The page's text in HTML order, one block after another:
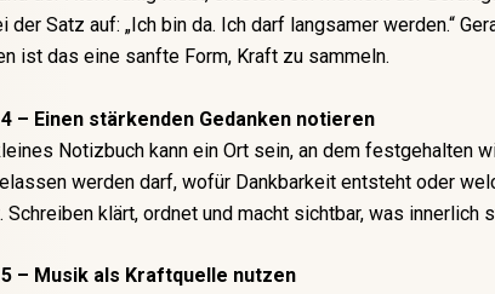
der Satz auf: „Ich bin da. Ich darf langsamer werden.“
ist das eine sanfte Form, Kraft zu sammeln.
– Einen stärkenden Gedanken notieren
Notizbuch kann ein Ort sein, an dem festgehalten
werden darf, wofür Dankbarkeit entsteht oder
Schreiben klärt, ordnet und macht sichtbar, was innerlich
– Musik als Kraftquelle nutzen